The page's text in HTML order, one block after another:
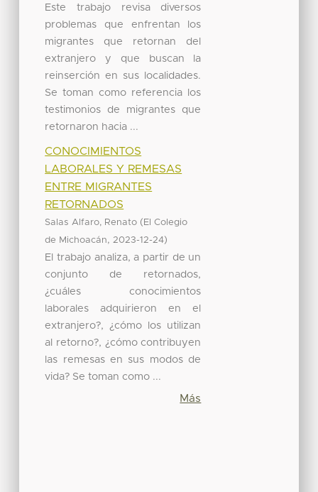
Este trabajo revisa diversos
problemas que enfrentan los
migrantes que retornan del
extranjero y que buscan la
reinserción en sus localidades.
Se toman como referencia los
testimonios de migrantes que
retornaron hacia ...
CONOCIMIENTOS
LABORALES Y REMESAS
ENTRE MIGRANTES
RETORNADOS
Salas Alfaro, Renato ( El Colegio
de Michoacán, 2023-12-24)
El trabajo analiza, a partir de un
conjunto de retornados,
¿cuáles conocimientos
laborales adquirieron en el
extranjero?, ¿cómo los utilizan
al retorno?, ¿cómo contribuyen
las remesas en sus modos de
vida? Se toman como ...
Más